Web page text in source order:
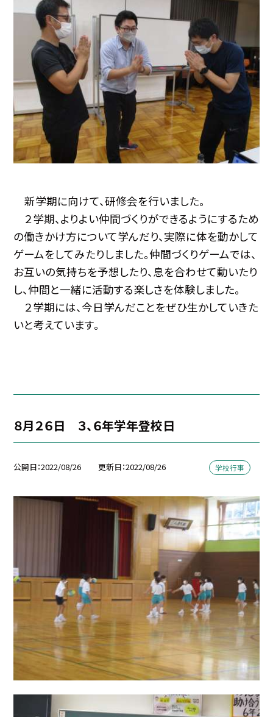
新学期に向けて、研修会を行いました。
２学期、よりよい仲間づくりができるようにするため
の働きかけ方について学んだり、実際に体を動かして
ゲームをしてみたりしました。仲間づくりゲームでは、
お互いの気持ちを予想したり、息を合わせて動いたり
し、仲間と一緒に活動する楽しさを体験しました。
２学期には、今日学んだことをぜひ生かしていきた
いと考えています。
８月２６日 ３、６年学年登校日
公開日 2022/08/26 更新日 2022/08/26 学校行事